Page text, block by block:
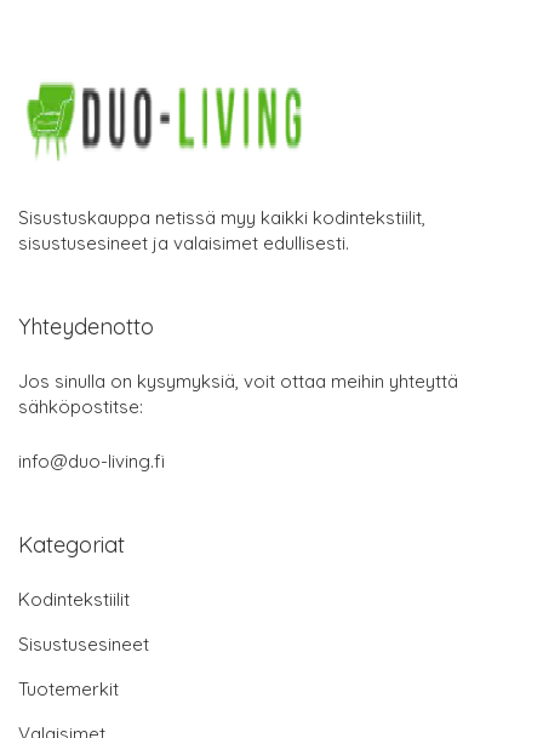
Sisustuskauppa netissä myy kaikki kodintekstiilit,
sisustusesineet ja valaisimet edullisesti.
Yhteydenotto
Jos sinulla on kysymyksiä, voit ottaa meihin yhteyttä
sähköpostitse:
info@duo-living.fi
Kategoriat
Kodintekstiilit
Sisustusesineet
Tuotemerkit